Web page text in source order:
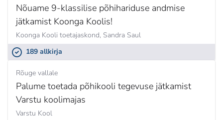
Nõuame 9-klassilise põhihariduse andmise
jätkamist Koonga Koolis!
Koonga Kooli toetajaskond, Sandra Saul
189 allkirja
Rõuge vallale
Palume toetada põhikooli tegevuse jätkamist
Varstu koolimajas
Varstu Kool